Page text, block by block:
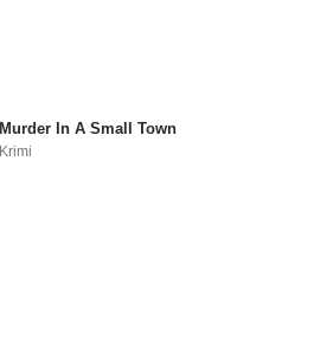
Murder In A Small Town
Krimi